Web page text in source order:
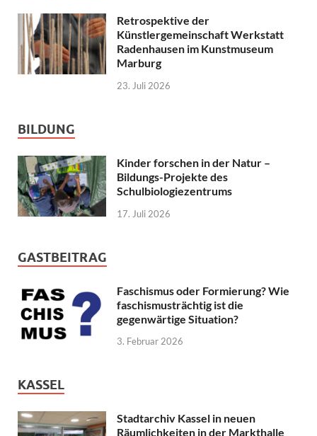
Retrospektive der
Künstlergemeinschaft Werkstatt
Radenhausen im Kunstmuseum
Marburg
23. Juli 2026
BILDUNG
Kinder forschen in der Natur –
Bildungs-Projekte des
Schulbiologiezentrums
17. Juli 2026
GASTBEITRAG
Faschismus oder Formierung? Wie
faschismusträchtig ist die
gegenwärtige Situation?
3. Februar 2026
KASSEL
Stadtarchiv Kassel in neuen
Räumlichkeiten in der Markthalle